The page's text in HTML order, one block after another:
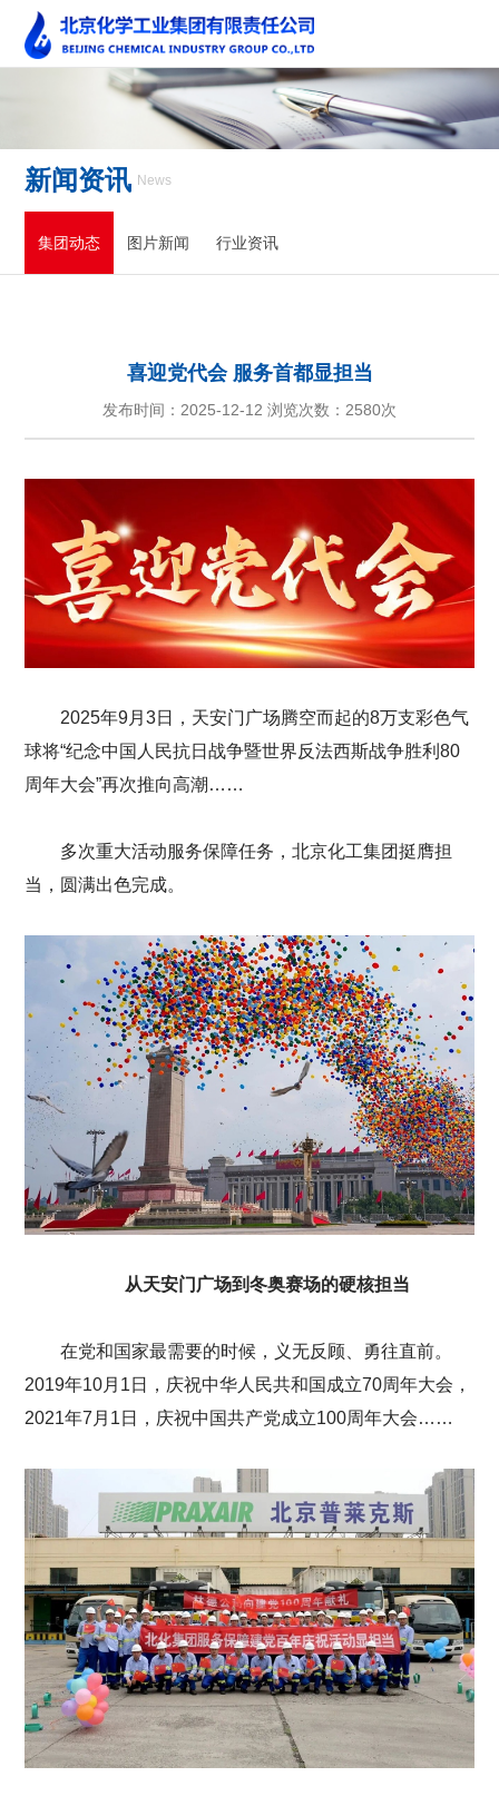
新闻资讯 News
集团动态 图片新闻 行业资讯
喜迎党代会 服务首都显担当
发布时间：2025-12-12 浏览次数： 2580次
2025年9月3日，天安门广场腾空而起的8万支彩色气
球将“纪念中国人民抗日战争暨世界反法西斯战争胜利80
周年大会”再次推向高潮……
多次重大活动服务保障任务，北京化工集团挺膺担
当，圆满出色完成。
从天安门广场到冬奥赛场的硬核担当
在党和国家最需要的时候，义无反顾、勇往直前。
2019年10月1日，庆祝中华人民共和国成立70周年大会，
2021年7月1日，庆祝中国共产党成立100周年大会……